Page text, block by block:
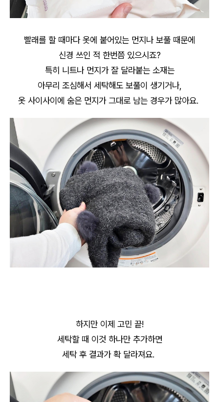
빨래를 할 때마다 옷에 붙어있는 먼지나 보풀 때문에
신경 쓰인 적 한번쯤 있으시죠?
특히 니트나 먼지가 잘 달라붙는 소재는
아무리 조심해서 세탁해도 보풀이 생기거나,
옷 사이사이에 숨은 먼지가 그대로 남는 경우가 많아요.
하지만 이제 고민 끝!
세탁할 때 이것 하나만 추가하면
세탁 후 결과가 확 달라져요.